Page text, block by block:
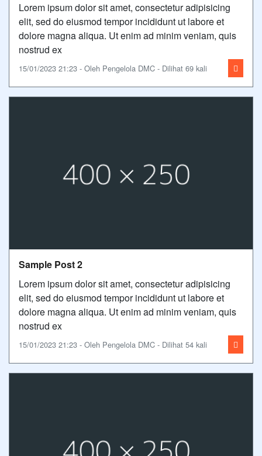
Lorem ipsum dolor sit amet, consectetur adipisicing
elit, sed do eiusmod tempor incididunt ut labore et
dolore magna aliqua. Ut enim ad minim veniam, quis
nostrud ex
15/01/2023 21:23 - Oleh Pengelola DMC - Dilihat 69 kali
Sample Post 2
Lorem ipsum dolor sit amet, consectetur adipisicing
elit, sed do eiusmod tempor incididunt ut labore et
dolore magna aliqua. Ut enim ad minim veniam, quis
nostrud ex
15/01/2023 21:23 - Oleh Pengelola DMC - Dilihat 54 kali